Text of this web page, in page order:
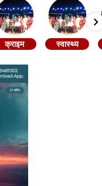
क्राइम स्वास्थ्य